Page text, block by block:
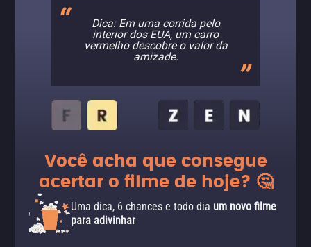
Dica: Em uma corrida pelo
interior dos EUA, um carro
vermelho descobre o valor da
amizade.
Você acha que consegue
acertar o filme de hoje? 🤔
Uma dica, 6 chances e todo dia um novo filme
para adivinhar